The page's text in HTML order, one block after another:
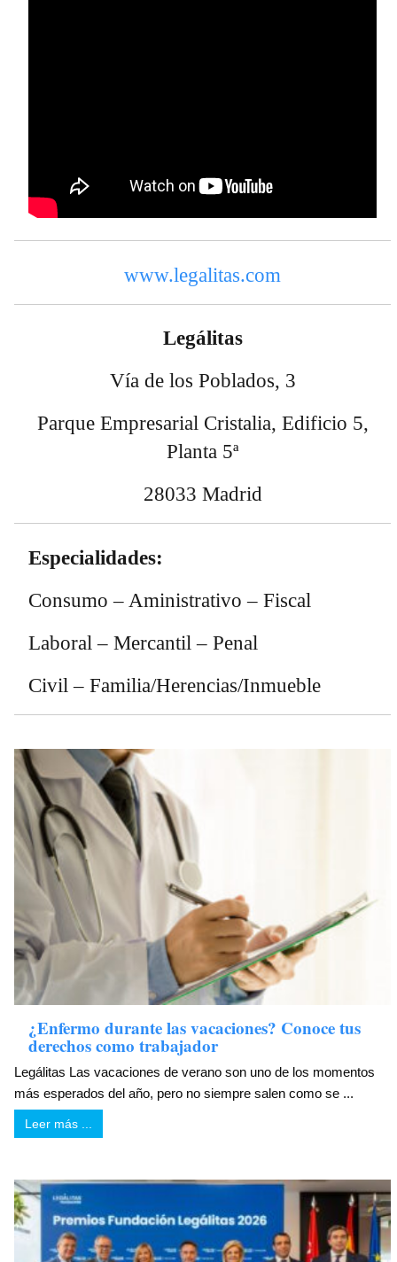
www.legalitas.com
Legálitas
Vía de los Poblados, 3
Parque Empresarial Cristalia, Edificio 5,
Planta 5ª
28033 Madrid
Especialidades:
Consumo – Aministrativo – Fiscal
Laboral – Mercantil – Penal
Civil – Familia/Herencias/Inmueble
¿Enfermo durante las vacaciones? Conoce tus
derechos como trabajador
Legálitas Las vacaciones de verano son uno de los momentos
más esperados del año, pero no siempre salen como se ...
Leer más ...